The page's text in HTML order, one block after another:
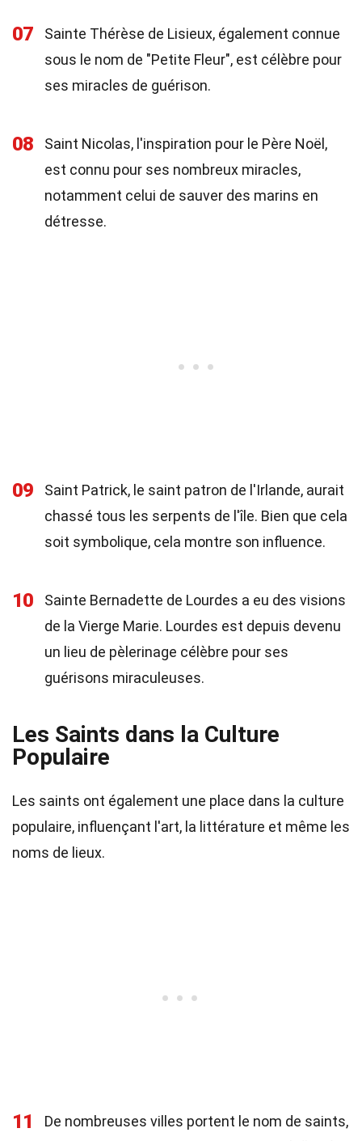
07
Sainte Thérèse de Lisieux, également connue
sous le nom de "Petite Fleur", est célèbre pour
ses miracles de guérison.
08
Saint Nicolas, l'inspiration pour le Père Noël,
est connu pour ses nombreux miracles,
notamment celui de sauver des marins en
détresse.
09
Saint Patrick, le saint patron de l'Irlande, aurait
chassé tous les serpents de l'île. Bien que cela
soit symbolique, cela montre son influence.
10
Sainte Bernadette de Lourdes a eu des visions
de la Vierge Marie. Lourdes est depuis devenu
un lieu de pèlerinage célèbre pour ses
guérisons miraculeuses.
Les Saints dans la Culture
Populaire
Les saints ont également une place dans la culture
populaire, influençant l'art, la littérature et même les
noms de lieux.
11
De nombreuses villes portent le nom de saints,